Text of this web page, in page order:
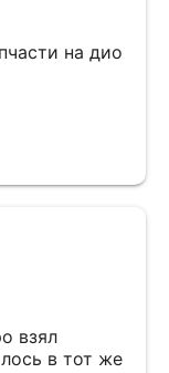
на дио
взял
в тот же